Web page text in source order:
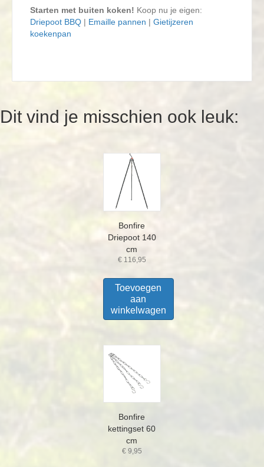
Starten met buiten koken! Koop nu je eigen:
Driepoot BBQ | Emaille pannen | Gietijzeren
koekenpan
Dit vind je misschien ook leuk:
Bonfire
Driepoot 140
cm
€116,95
Toevoegen
aan
winkelwagen
Bonfire
kettingset 60
cm
€9,95